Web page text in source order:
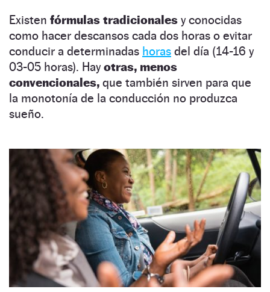
Existen fórmulas tradicionales y conocidas
como hacer descansos cada dos horas o evitar
conducir a determinadas horas del día (14-16 y
03-05 horas). Hayotras, menos
convencionales, que también sirven para que
la monotonía de la conducción no produzca
sueño.